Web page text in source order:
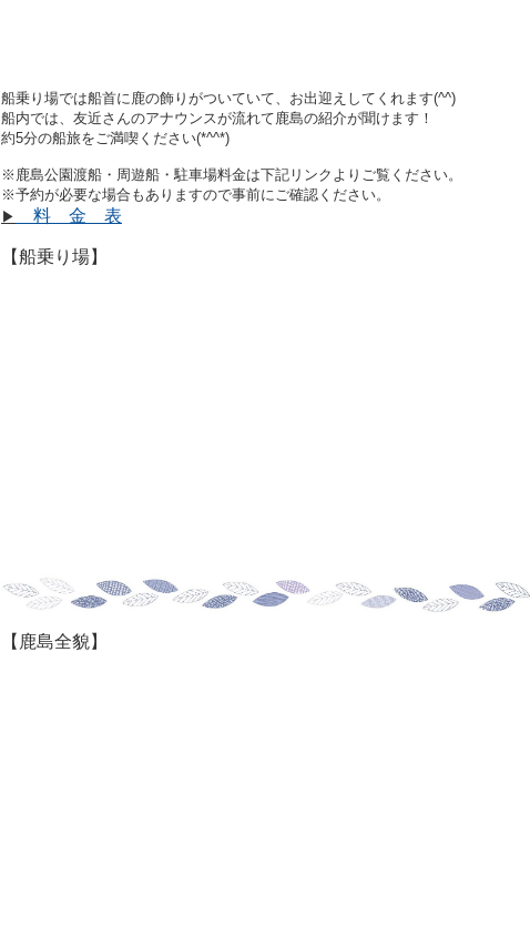
船乗り場では船首に鹿の飾りがついていて、 お出迎えしてくれます(^^)
船内では、友近さんのアナウンスが流れて鹿島の紹介が聞けます！
約5分の船旅をご満喫ください(*^^*)
※鹿島公園渡船・周遊船・駐車場料金は下記リンクよりご覧ください。
※予約が必要な場合もありますので事前にご確認ください。
▶
料 金 表
【船乗り場】
【鹿島全貌】